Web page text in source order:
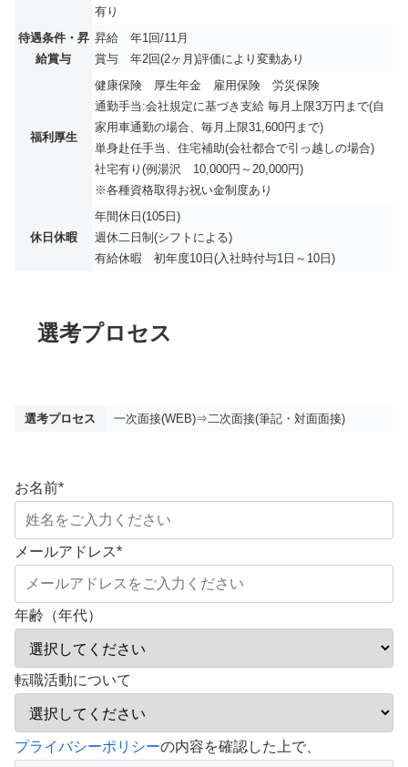
有り
待遇条件・昇
給賞与
昇給 年1回/11月
賞与 年2回(2ヶ月)評価により変動あり
福利厚生
健康保険 厚生年金 雇用保険 労災保険
通勤手当:会社規定に基づき支給 毎月上限3万円まで(自
家用車通勤の場合、毎月上限31,600円まで)
単身赴任手当、住宅補助(会社都合で引っ越しの場合)
社宅有り(例湯沢 10,000円～20,000円)
※各種資格取得お祝い金制度あり
休日休暇
年間休日(105日)
週休二日制(シフトによる)
有給休暇 初年度10日(入社時付与1日～10日)
選考プロセス
選考プロセス 一次面接(WEB)⇒二次面接(筆記・対面面接)
お名前*
メールアドレス*
年齢（年代）
転職活動について
こ
プライバシーポリシーの内容を確認した上で、